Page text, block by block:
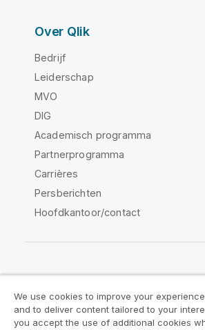
Over Qlik
Bedrijf
Leiderschap
MVO
DIG
Academisch programma
Partnerprogramma
Carrières
Persberichten
Hoofdkantoor/contact
Juridische overeenkomsten
We use cookies to improve your
and to deliver content tailored to your
you accept the use of additional cookies